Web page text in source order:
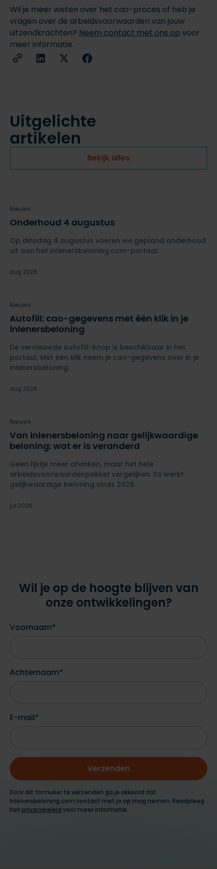
Wil je meer weten over het cao-proces of heb je
vragen over de arbeidsvoorwaarden van jouw
uitzendkrachten? Neem contact met ons op voor
meer informatie.
Uitgelichte
artikelen
Bekijk alles
Nieuws
Onderhoud 4 augustus
Op dinsdag 4 augustus voeren we gepland onderhoud
uit aan het Inlenersbeloning.com-portaal.
aug 2026
Nieuws
Autofill: cao-gegevens met één klik in je
inlenersbeloning
De vernieuwde Autofill-knop is beschikbaar in het
portaal. Met één klik neem je cao-gegevens over in je
inlenersbeloning.
aug 2026
Nieuws
Van inlenersbeloning naar gelijkwaardige
beloning: wat er is veranderd
Geen lijstje meer afvinken, maar het hele
arbeidsvoorwaardenpakket vergelijken. Zo werkt
gelijkwaardige beloning sinds 2026.
jul 2026
Wil je op de hoogte blijven van
onze ontwikkelingen?
Voornaam*
Achternaam*
E-mail*
Door dit formulier te verzenden ga je akkoord dat
Inlenersbeloning.com contact met je op mag nemen. Raadpleeg
het privacybeleid voor meer informatie.